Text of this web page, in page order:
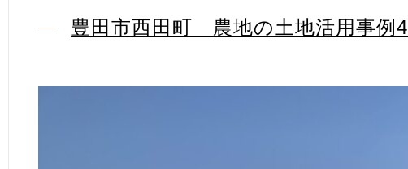
豊田市西田町 農地の土地活用事例4